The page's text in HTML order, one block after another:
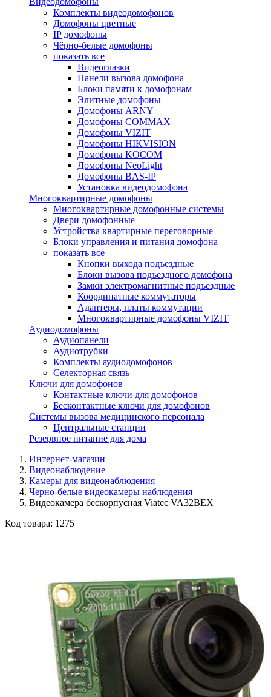
Комплекты видеодомофонов
Домофоны цветные
IP домофоны
Чёрно-белые домофоны
показать все
Видеоглазки
Панели вызова домофона
Блоки памяти к домофонам
Элитные домофоны
Домофоны ARNY
Домофоны COMMAX
Домофоны VIZIT
Домофоны HIKVISION
Домофоны KOCOM
Домофоны NeoLight
Домофоны BAS-IP
Установка видеодомофона
Многоквартирные домофоны
Многоквартирные домофонные системы
Двери домофонные
Устройства квартирные переговорные
Блоки управления и питания домофона
показать все
Кнопки выхода подъездные
Блоки вызова подъездного домофона
Замки электромагнитные подъездные
Координатные коммутаторы
Адаптеры, платы коммутации
Многоквартирные домофоны VIZIT
Аудиодомофоны
Аудиопанели
Аудиотрубки
Комплекты аудиодомофонов
Селекторная связь
Ключи для домофонов
Контактные ключи для домофонов
Бесконтактные ключи для домофонов
Системы вызова медицинского персонала
Центральные станции
Резервное питание для дома
Интернет-магазин
Видеонаблюдение
Камеры для видеонаблюдения
Черно-белые видеокамеры наблюдения
Видеокамера бескорпусная Viatec VA32BEX
Код товара: 1275